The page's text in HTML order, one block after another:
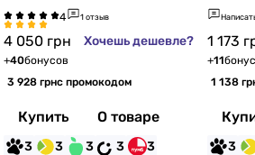
2,5 (1256110)
1 отзыв
4 050 грн Хочешь дешевле?
+40бонусов
3 928 грнс промокодом
Купить О товаре
3 3 3 3 3
0003
1 173
+11
1 138
3